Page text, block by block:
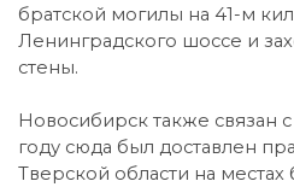
братской могилы на 41-м
Ленинградского шоссе и
стены.
Новосибирск также связан
году сюда был доставлен
Тверской области на